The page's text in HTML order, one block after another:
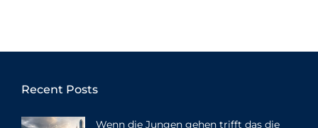
Recent Posts
Wenn die Jungen gehen trifft das die